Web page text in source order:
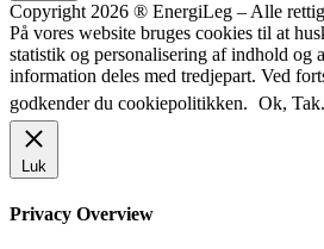
Copyright 2026 ® EnergiLeg – Alle
På vores website bruges cookies til at
statistik og personalisering af indhold og
information deles med tredjepart. Ved
godkender du cookiepolitikken. Ok, Tak.
Luk
Privacy Overview